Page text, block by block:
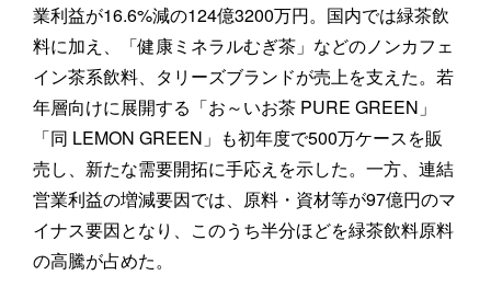
業利益が16.6%減の124億3200万円。国内では緑茶飲
料に加え、「健康ミネラルむぎ茶」などのノンカフェ
イン茶系飲料、タリーズブランドが売上を支えた。若
年層向けに展開する「お～いお茶 PURE GREEN」
「同 LEMON GREEN」も初年度で500万ケースを販
売し、新たな需要開拓に手応えを示した。一方、連結
営業利益の増減要因では、原料・資材等が97億円のマ
イナス要因となり、このうち半分ほどを緑茶飲料原料
の高騰が占めた。